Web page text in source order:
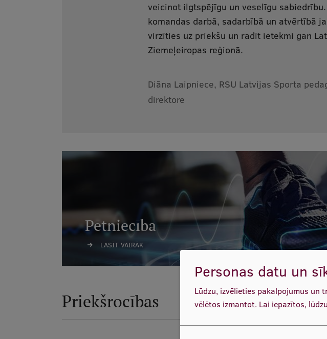
veicinot ilgtspējīgu un veselīgu sabiedrību.
komandas darbā, sadarbībā un atvērtībā
virzīties uz priekšu un radīt ietekmi gan
Ziemeļeiropas reģionā.
Diāna Laipniece, RSU Latvijas Sporta
direktore
Pētniecība
LASĪT VAIRĀK
Priekšrocības
Personas datu un
Lūdzu, izvēlieties pakalpojumus un
vēlētos izmantot. Lai iepazītos,